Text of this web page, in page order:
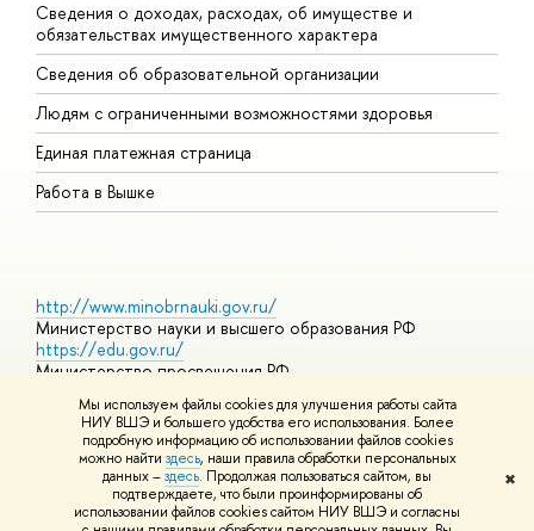
Мы используем файлы cookies для улучшения работы сайта
НИУ ВШЭ и большего удобства его использования. Более
подробную информацию об использовании файлов cookies
можно найти здесь, наши правила обработки персональных
данных –здесь. Продолжая пользоваться сайтом, вы
подтверждаете, что были проинформированы об
использовании файлов cookies сайтом НИУ ВШЭ и согласны
✖
Сведения о доходах, расходах, об имуществе и
обязательствах имущественного характера
Сведения об образовательной организации
Людям с ограниченными возможностями здоровья
Единая платежная страница
Работа в Вышке
http://www.minobrnauki.gov.ru/
Министерство науки и высшего образования РФ
https://edu.gov.ru/
Министерство просвещения РФ
https://elearning.hse.ru/mooc
Массовые открытые онлайн-курсы
© НИУ ВШЭ 1993–2026 Адреса и контактыУсловия
использования материалов Политика конфиденциальности